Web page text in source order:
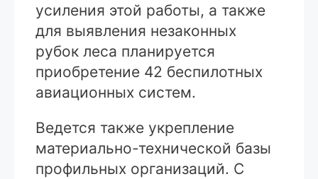
усиления этой работы, а также
для выявления незаконных
рубок леса планируется
приобретение 42 беспи­лотных
авиационных систем.
Ведется также укрепление
материально-технической базы
профильных организаций. С